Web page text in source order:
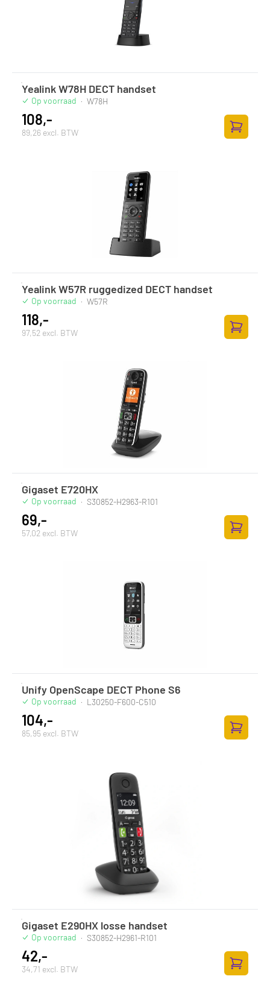
Yealink W78H DECT handset
Op voorraad · W78H
108,-
89,26 excl. BTW
Zum
Yealink W57R ruggedized DECT handset
Op voorraad · W57R
118,-
97,52 excl. BTW
Zum
Gigaset E720HX
Op voorraad · S30852-H2963-R101
69,-
57,02 excl. BTW
Zum
Unify OpenScape DECT Phone S6
Op voorraad · L30250-F600-C510
104,-
85,95 excl. BTW
Zum
Gigaset E290HX losse handset
Op voorraad · S30852-H2961-R101
42,-
34,71 excl. BTW
Zum